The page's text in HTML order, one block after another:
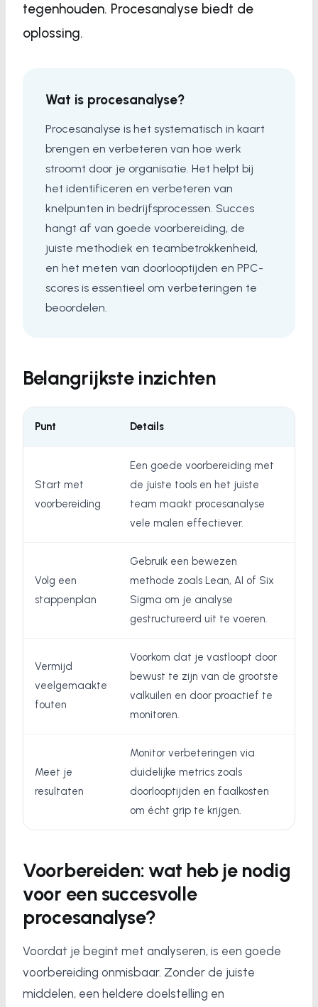
tegenhouden. Procesanalyse biedt de
oplossing.
Wat is procesanalyse?
Procesanalyse is het systematisch in kaart
brengen en verbeteren van hoe werk
stroomt door je organisatie. Het helpt bij
het identificeren en verbeteren van
knelpunten in bedrijfsprocessen. Succes
hangt af van goede voorbereiding, de
juiste methodiek en teambetrokkenheid,
en het meten van doorlooptijden en PPC-
scores is essentieel om verbeteringen te
beoordelen.
Belangrijkste inzichten
Punt Details
Start met
voorbereiding
Een goede voorbereiding met
de juiste tools en het juiste
team maakt procesanalyse
vele malen effectiever.
Volg een
stappenplan
Gebruik een bewezen
methode zoals Lean, AI of Six
Sigma om je analyse
gestructureerd uit te voeren.
Vermijd
veelgemaakte
fouten
Voorkom dat je vastloopt door
bewust te zijn van de grootste
valkuilen en door proactief te
monitoren.
Meet je
resultaten
Monitor verbeteringen via
duidelijke metrics zoals
doorlooptijden en faalkosten
om écht grip te krijgen.
Voorbereiden: wat heb je nodig
voor een succesvolle
procesanalyse?
Voordat je begint met analyseren, is een goede
voorbereiding onmisbaar. Zonder de juiste
middelen, een heldere doelstelling en